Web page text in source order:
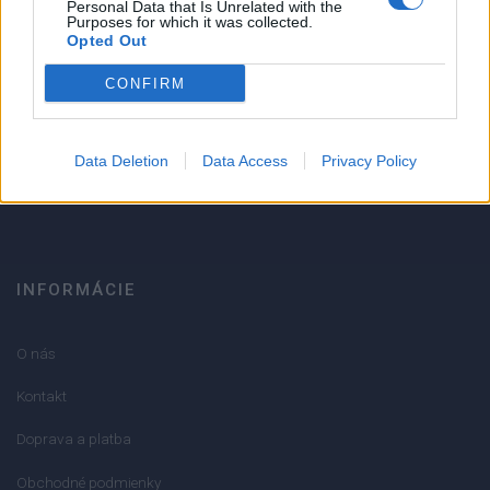
Personal Data that Is Unrelated with the
Purposes for which it was collected.
Opted Out
CONFIRM
Data Deletion Data Access Privacy Policy
Strojnícka 5, Prešov
Strojnícka 5, Prešov
051/776 56 18
INFORMÁCIE
O nás
Kontakt
Doprava a platba
Obchodné podmienky